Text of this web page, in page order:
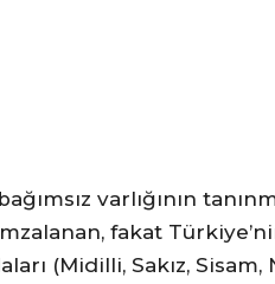
varlığının
fakat
(Midilli, Sakız, Sisam,